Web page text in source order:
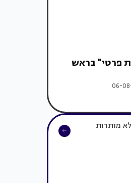
ה-18: "בית פרטי" בראש
06-